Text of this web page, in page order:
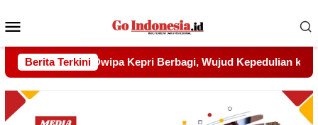
Mobile
Berita Terkini
Kepedulian kepada Pondok Tahfidz Yatim dan Dhuafa Al-